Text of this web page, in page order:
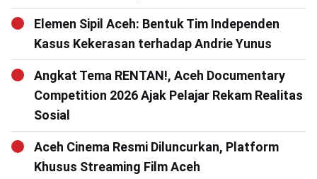
Elemen Sipil Aceh: Bentuk Tim Independen
Kasus Kekerasan terhadap Andrie Yunus
Angkat Tema RENTAN!, Aceh Documentary
Competition 2026 Ajak Pelajar Rekam Realitas
Sosial
Aceh Cinema Resmi Diluncurkan, Platform
Khusus Streaming Film Aceh